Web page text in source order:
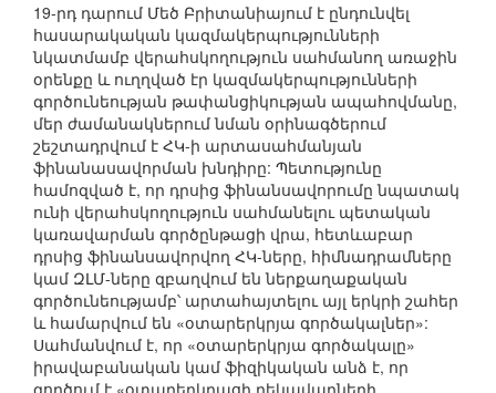
19-րդ դարում Մեծ Բրիտանիայում է ընդունվել
հասարակական կազմակերպությունների
նկատմամբ վերահսկողություն սահմանող առաջին
օրենքը և ուղղված էր կազմակերպությունների
գործունեության թափանցիկության ապահովմանը,
մեր ժամանակներում նման օրինագծերում
շեշտադրվում է ՀԿ-ի արտասահմանյան
ֆինանասավորման խնդիրը: Պետությունը
համոզված է, որ դրսից ֆինանսավորումը նպատակ
ունի վերահսկողություն սահմանելու պետական
կառավարման գործընթացի վրա, հետևաբար
դրսից ֆինանսավորվող ՀԿ-ները, հիմնադրամները
կամ ԶԼՄ-ները զբաղվում են ներքաղաքական
գործունեությամբ՝ արտահայտելու այլ երկրի շահեր
և համարվում են «օտարերկրյա գործակալներ»:
Սահմանվում է, որ «օտարերկրյա գործակալը»
իրավաբանական կամ ֆիզիկական անձ է, որ